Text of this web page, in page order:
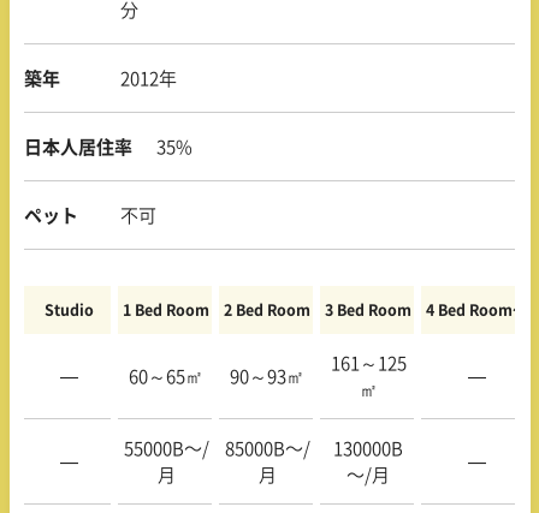
分
築年 2012年
日本人居住率 35%
ペット 不可
Studio 1 Bed Room 2 Bed Room 3 Bed Room 4 Bed Room〜
— 60～65㎡ 90～93㎡
161～125
㎡
—
—
55000B〜/
月
85000B〜/
月
130000B
〜/月
—